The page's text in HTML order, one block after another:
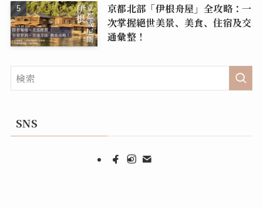
京都北部「伊根舟屋」全攻略：一
次掌握絕世美景、美食、住宿及交
通彙整！
SNS